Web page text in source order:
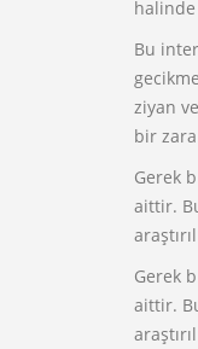
halinde
Bu
ziyan
bir
Gerek
aittir.
Gerek
aittir.